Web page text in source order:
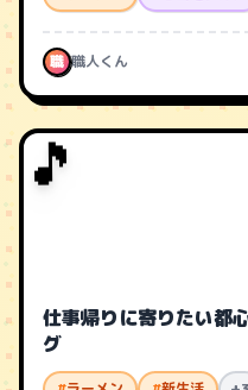
職 職人くん
🎵
仕事帰りに寄りたい都
グ